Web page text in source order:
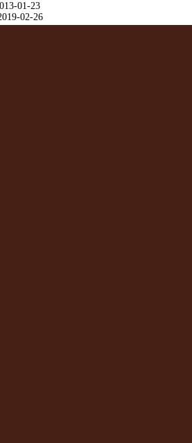
01-23
02-26